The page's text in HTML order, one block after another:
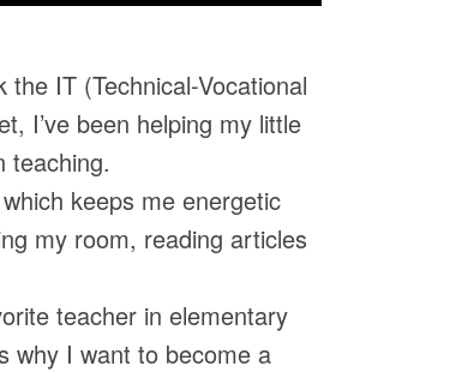
IT (Technical-Vocational
I’ve been helping my little
teaching.
keeps me energetic
my room, reading articles
teacher in elementary
why I want to become a